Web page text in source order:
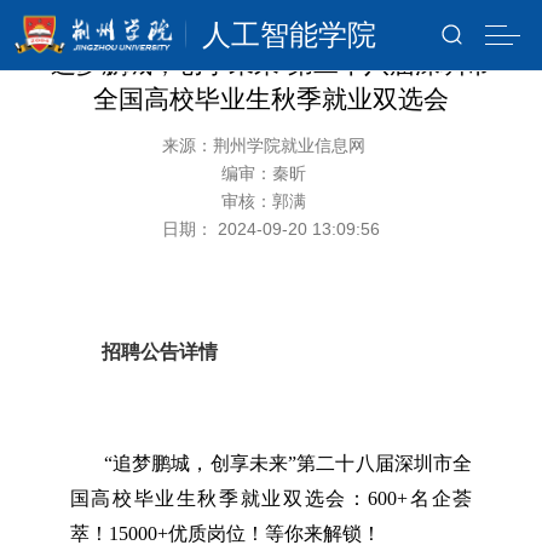
人工智能学院
追梦鹏城，创享未来”第二十八届深圳市
全国高校毕业生秋季就业双选会
来源：荆州学院就业信息网
编审：秦昕
审核：郭满
日期： 2024-09-20 13:09:56
招聘公告详情
“追梦鹏城，创享未来”第二十八届深圳市全
国高校毕业生秋季就业双选会：600+名企荟
萃！15000+优质岗位！等你来解锁！